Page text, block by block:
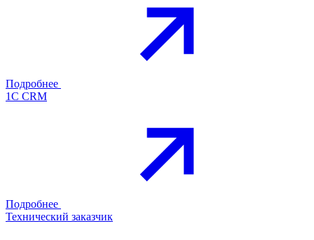
Подробнее
1С CRM
Подробнее
Технический заказчик